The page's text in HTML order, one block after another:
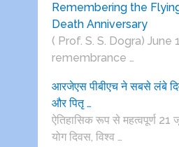
Remembering the
Death Anniversary
( Prof. S. S. Dogra) June
remembrance …
आरजेएस पीबीएच ने सबसे लंबे
और पितृ …
ऐतिहासिक रूप से महत्वपूर्ण 21
योग दिवस, विश्व …